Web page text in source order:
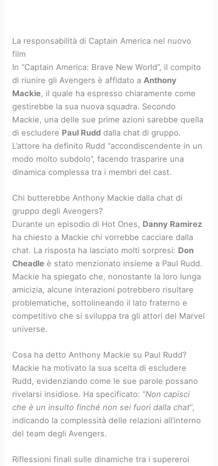
La responsabilità di Captain America nel nuovo
film
In “Captain America: Brave New World”, il compito
di riunire gli Avengers è affidato a Anthony
Mackie, il quale ha espresso chiaramente come
gestirebbe la sua nuova squadra. Secondo
Mackie, una delle sue prime azioni sarebbe quella
di escludere Paul Rudd dalla chat di gruppo.
L’attore ha definito Rudd “accondiscendente in un
modo molto subdolo”, facendo trasparire una
dinamica complessa tra i membri del cast.
Chi butterebbe Anthony Mackie dalla chat di
gruppo degli Avengers?
Durante un episodio di Hot Ones, Danny Ramirez
ha chiesto a Mackie chi vorrebbe cacciare dalla
chat. La risposta ha lasciato molti sorpresi: Don
Cheadle è stato menzionato insieme a Paul Rudd.
Mackie ha spiegato che, nonostante la loro lunga
amicizia, alcune interazioni potrebbero risultare
problematiche, sottolineando il lato fraterno e
competitivo che si sviluppa tra gli attori del Marvel
universe.
Cosa ha detto Anthony Mackie su Paul Rudd?
Mackie ha motivato la sua scelta di escludere
Rudd, evidenziando come le sue parole possano
rivelarsi insidiose. Ha specificato: “Non capisci
che è un insulto finché non sei fuori dalla chat“,
indicando la complessità delle relazioni all’interno
del team degli Avengers.
Riflessioni finali sulle dinamiche tra i supereroi